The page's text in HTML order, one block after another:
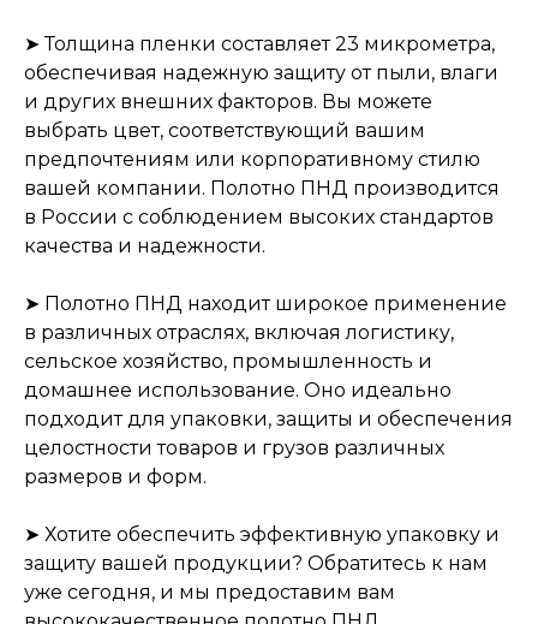
➤ Толщина пленки составляет 23 микрометра,
обеспечивая надежную защиту от пыли, влаги
и других внешних факторов. Вы можете
выбрать цвет, соответствующий вашим
предпочтениям или корпоративному стилю
вашей компании. Полотно ПНД производится
в России с соблюдением высоких стандартов
качества и надежности.
➤ Полотно ПНД находит широкое применение
в различных отраслях, включая логистику,
сельское хозяйство, промышленность и
домашнее использование. Оно идеально
подходит для упаковки, защиты и обеспечения
целостности товаров и грузов различных
размеров и форм.
➤ Хотите обеспечить эффективную упаковку и
защиту вашей продукции? Обратитесь к нам
уже сегодня, и мы предоставим вам